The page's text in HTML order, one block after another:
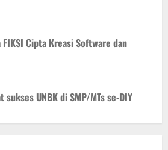
Cipta Kreasi Software dan
sukses UNBK di SMP/MTs se-DIY